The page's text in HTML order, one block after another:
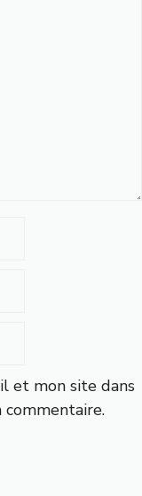
et mon site dans